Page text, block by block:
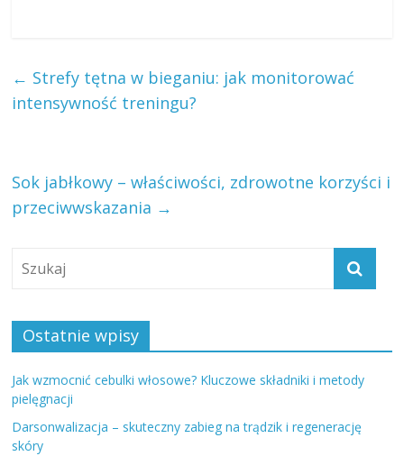
← Strefy tętna w bieganiu: jak monitorować
intensywność treningu?
Sok jabłkowy – właściwości, zdrowotne korzyści i
przeciwwskazania →
Ostatnie wpisy
Jak wzmocnić cebulki włosowe? Kluczowe składniki i metody
pielęgnacji
Darsonwalizacja – skuteczny zabieg na trądzik i regenerację
skóry